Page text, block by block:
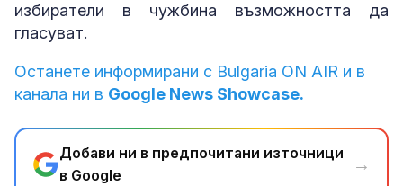
избиратели в чужбина възможността да
гласуват.
Останете информирани с Bulgaria ON AIR и в
канала ни в Google News Showcase.
Добави ни в предпочитани източници
в Google
→